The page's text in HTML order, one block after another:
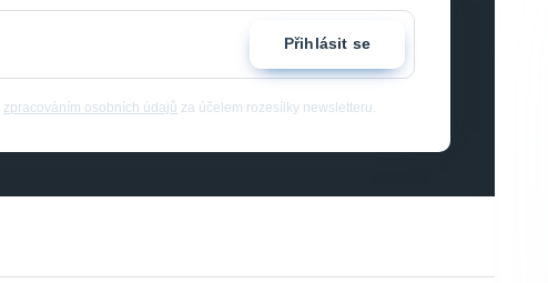
Přihlásit se
zpracováním osobních údajů za účelem rozesílky newsletteru.